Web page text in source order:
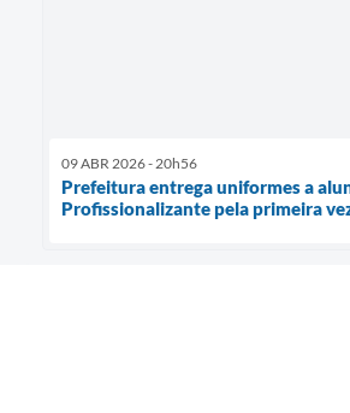
09 ABR 2026 - 20h56
Prefeitura entrega uniformes a
Profissionalizante pela primeira